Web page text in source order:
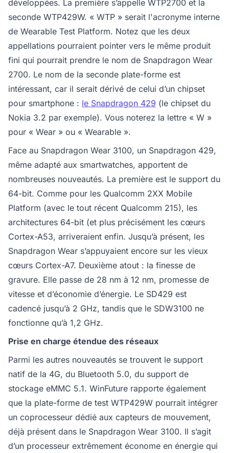
développées. La première s’appelle WTP2700 et la
seconde WTP429W. « WTP » serait l'acronyme interne
de Wearable Test Platform. Notez que les deux
appellations pourraient pointer vers le même produit
fini qui pourrait prendre le nom de Snapdragon Wear
2700. Le nom de la seconde plate-forme est
intéressant, car il serait dérivé de celui d’un chipset
pour smartphone : le Snapdragon 429 (le chipset du
Nokia 3.2 par exemple). Vous noterez la lettre « W »
pour « Wear » ou « Wearable ».
Face au Snapdragon Wear 3100, un Snapdragon 429,
même adapté aux smartwatches, apportent de
nombreuses nouveautés. La première est le support du
64-bit. Comme pour les Qualcomm 2XX Mobile
Platform (avec le tout récent Qualcomm 215), les
architectures 64-bit (et plus précisément les cœurs
Cortex-A53, arriveraient enfin. Jusqu’à présent, les
Snapdragon Wear s’appuyaient encore sur les vieux
cœurs Cortex-A7. Deuxième atout : la finesse de
gravure. Elle passe de 28 nm à 12 nm, promesse de
vitesse et d’économie d’énergie. Le SD429 est
cadencé jusqu’à 2 GHz, tandis que le SDW3100 ne
fonctionne qu’à 1,2 GHz.
Prise en charge étendue des réseaux
Parmi les autres nouveautés se trouvent le support
natif de la 4G, du Bluetooth 5.0, du support de
stockage eMMC 5.1. WinFuture rapporte également
que la plate-forme de test WTP429W pourrait intégrer
un coprocesseur dédié aux capteurs de mouvement,
déjà présent dans le Snapdragon Wear 3100. Il s’agit
d’un processeur extrêmement économe en énergie qui